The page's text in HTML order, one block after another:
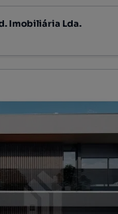
Imobiliária Lda.